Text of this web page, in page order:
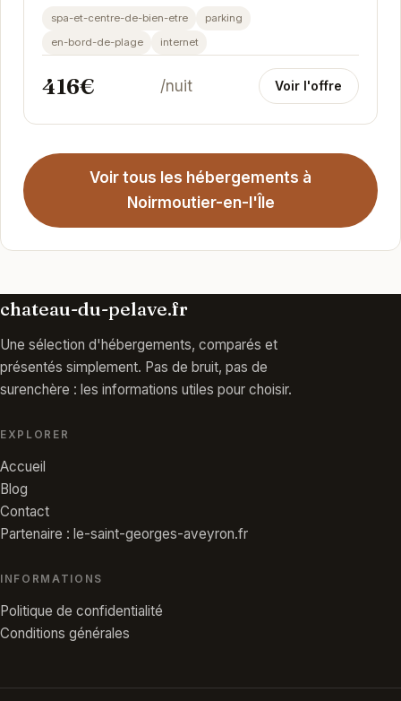
unique alliant confort moderne et charme...
spa-et-centre-de-bien-etre
parking
en-bord-de-plage
internet
416€ /nuit Voir l'offre
Voir tous les hébergements à
Noirmoutier-en-l'Île
chateau-du-pelave.fr
Une sélection d'hébergements, comparés et
présentés simplement. Pas de bruit, pas de
surenchère : les informations utiles pour choisir.
EXPLORER
Accueil
Blog
Contact
Partenaire : le-saint-georges-aveyron.fr
INFORMATIONS
Politique de confidentialité
Conditions générales